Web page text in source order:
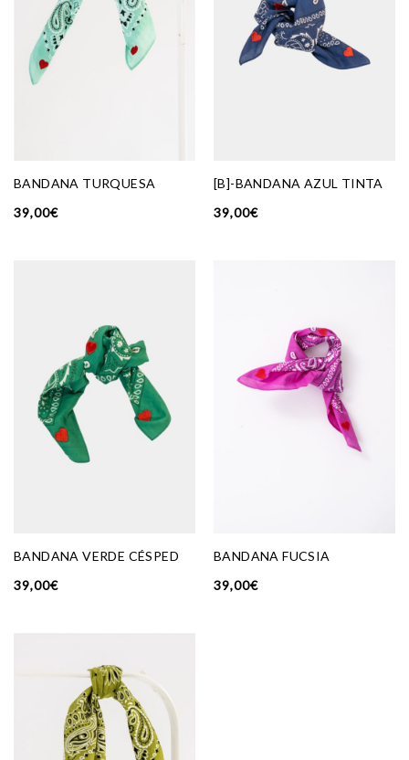
BANDANA TURQUESA
39,00€
[B]-BANDANA AZUL TINTA
39,00€
BANDANA VERDE CÉSPED
39,00€
BANDANA FUCSIA
39,00€